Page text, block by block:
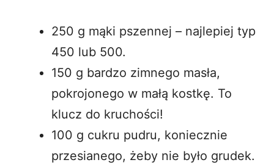
250 g mąki pszennej – najlepiej typ
450 lub 500.
150 g bardzo zimnego masła,
pokrojonego w małą kostkę. To
klucz do kruchości!
100 g cukru pudru, koniecznie
przesianego, żeby nie było grudek.